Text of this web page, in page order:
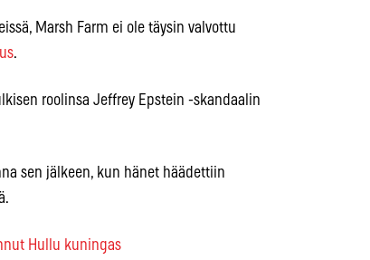
Marsh Farm ei ole täysin valvottu
.
roolinsa Jeffrey Epstein -skandaalin
sen jälkeen, kun hänet häädettiin
Hullu kuningas